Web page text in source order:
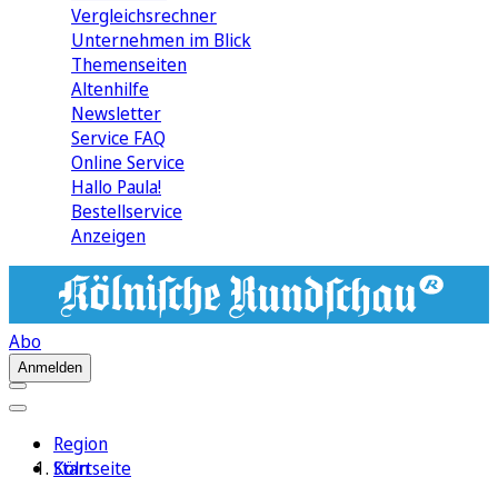
Vergleichsrechner
Unternehmen im Blick
Themenseiten
Altenhilfe
Newsletter
Service FAQ
Online Service
Hallo Paula!
Bestellservice
Anzeigen
Abo
Anmelden
Region
Köln
Startseite